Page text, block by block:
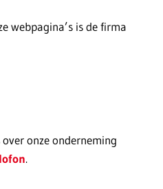
webpagina’s is de firma
onze onderneming
.